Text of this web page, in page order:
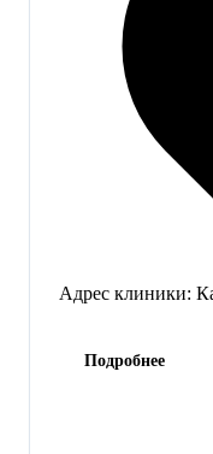
Адрес клиники:
Подробнее